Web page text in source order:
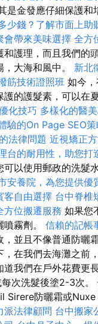
是金發應仔細保護和
少錢？了解市面上助
會帶來美味選擇 全方
和護理，而且我們的
大海和風中。 新北
筋技術證照班 如今
的護髮素，可以在
化技巧 多樣化的醫
驗的On Page SEO策
法律問題 近視矯正
台的耐用性，助您打
可以使用郵政的洗髮
安養院，為您提供優
客自由選擇 台中脊椎
方位搬遷服務 如果您
霧劑。 信賴的記帳
並且不像普通防曬
，在我們去海灘之前
道我們在戶外花費更
次洗髮後塗2-3次。
Sirere防曬霜或
派法律顧問 台中搬家